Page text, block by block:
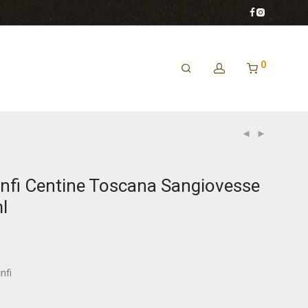
0
Centine Toscana Sangiovesse